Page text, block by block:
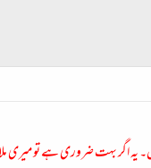
یہ اگر بہت ضروری ہے تو میری